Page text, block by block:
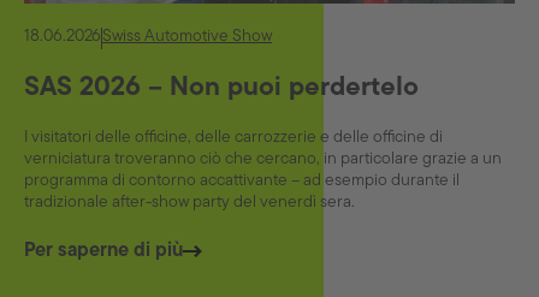
18.06.2026 Swiss Automotive Show
SAS 2026 – Non puoi perdertelo
I visitatori delle officine, delle carrozzerie e delle officine di
verniciatura troveranno ciò che cercano, in particolare grazie a un
programma di contorno accattivante – ad esempio durante il
tradizionale after-show party del venerdì sera.
Per saperne di più